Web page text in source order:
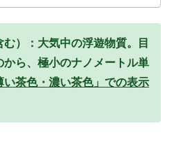
）：大気中の浮遊物質。目
ら、極小のナノメートル単
い茶色・濃い茶色」での表示